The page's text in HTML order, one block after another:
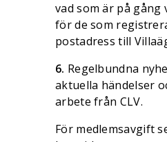
vad som är på gång
för de som
postadress till
6. Regelbundna
aktuella händelser
arbete från CLV.
För medlemsavgift